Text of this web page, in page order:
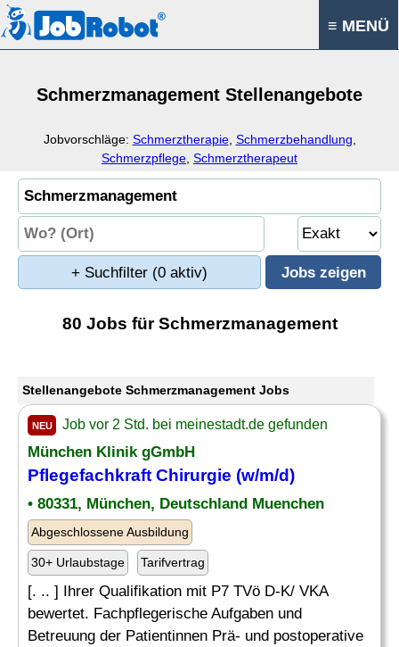
≡ MENÜ
Schmerzmanagement Stellenangebote
Jobvorschläge: Schmerztherapie, Schmerzbehandlung
Schmerzpflege Schmerztherapeut
+ Suchfilter (0 aktiv)
80 Jobs für Schmerzmanagement
Stellenangebote Schmerzmanagement Jobs
NEU Job vor 2 Std. bei meinestadt.de gefunden
München Klinik gGmbH
Pflegefachkraft Chirurgie (w/m/d)
• 80331, München, Deutschland Muenchen
Abgeschlossene Ausbildung
30+ Urlaubstage Tarifvertrag
[. .. ] Ihrer Qualifikation mit P7 TVö D-K/ VKA
bewertet. Fachpflegerische Aufgaben und
Betreuung der Patientinnen Prä- und postoperative